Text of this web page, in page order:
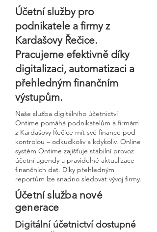
Účetní služby pro
podnikatele a firmy z
Kardašovy Řečice.
Pracujeme efektivně díky
digitalizaci, automatizaci a
přehledným finančním
výstupům.
Naše služba digitálního účetnictví
Ontime pomáhá podnikatelům a firmám
z Kardašovy Řečice mít své finance pod
kontrolou – odkudkoliv a kdykoliv. Online
systém Ontime zajišťuje stabilní provoz
účetní agendy a pravidelné aktualizace
finančních dat. Díky přehledným
reportům lze snadno sledovat vývoj firmy.
Účetní služba nové
generace
Digitální účetnictví dostupné